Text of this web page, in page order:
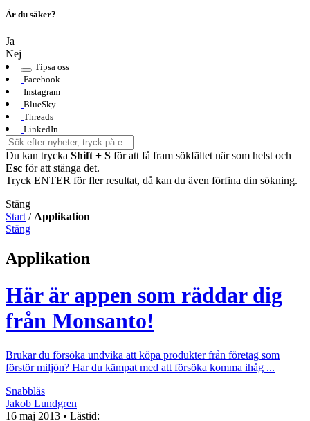
Är du säker?
Ja
Nej
Tipsa oss
Facebook
Instagram
BlueSky
Threads
LinkedIn
Du kan trycka Shift + S för att få fram sökfältet när som helst och
Esc för att stänga det.
Tryck ENTER för fler resultat, då kan du även förfina din sökning.
Stäng
Start / Applikation
Stäng
Applikation
Här är appen som räddar dig
från Monsanto!
Brukar du försöka undvika att köpa produkter från företag som
förstör miljön? Har du kämpat med att försöka komma ihåg ...
Snabbläs
Jakob Lundgren
16 maj 2013 • Lästid: